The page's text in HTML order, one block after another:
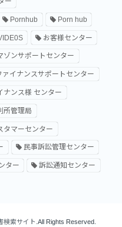
Pornhub Porn hub
お客様センター
ゾンサポートセンター
ァイナンスサポートセンター
ナンス様 センター
所管理局
タマーセンター
民事訴訟管理センター
ター 訴訟通知センター
検索サイト .All Rights Reserved.